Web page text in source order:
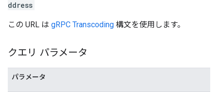
ddress
この URL は gRPC Transcoding 構文を使用します。
クエリ パラメータ
パラメータ